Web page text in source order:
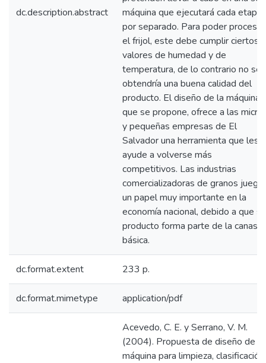
dc.description.abstract
máquina que ejecutará cada etapa
por separado. Para poder procesar
el frijol, este debe cumplir ciertos
valores de humedad y de
temperatura, de lo contrario no se
obtendría una buena calidad del
producto. El diseño de la máquina
que se propone, ofrece a las micro
y pequeñas empresas de El
Salvador una herramienta que les
ayude a volverse más
competitivos. Las industrias
comercializadoras de granos
un papel muy importante en la
economía nacional, debido a que su
producto forma parte de la canasta
básica.
dc.format.extent 233 p.
dc.format.mimetype application/pdf
Acevedo, C. E. y Serrano, V. M.
(2004). Propuesta de diseño de
máquina para limpieza, clasificación